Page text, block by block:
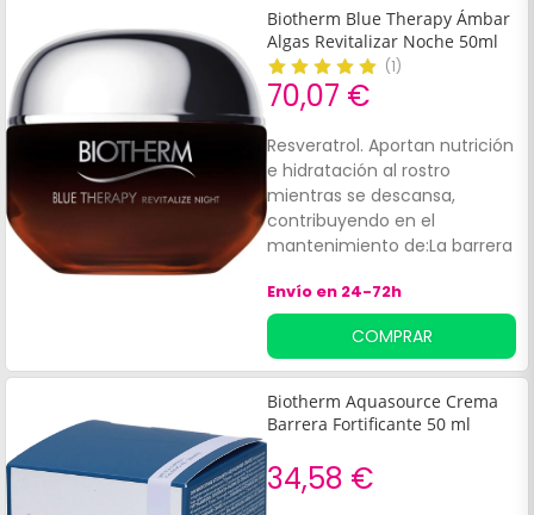
Biotherm Blue Therapy Ámbar
Algas Revitalizar Noche 50ml
(1)
70,07 €
Resveratrol. Aportan nutrición
e hidratación al rostro
mientras se descansa,
contribuyendo en el
mantenimiento de:La barrera
Envío en 24-72h
COMPRAR
Biotherm Aquasource Crema
Barrera Fortificante 50 ml
34,58 €